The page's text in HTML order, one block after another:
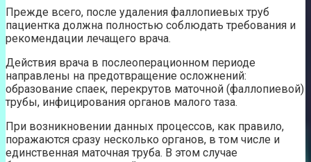
Прежде всего, после удаления фаллопиевых труб
пациентка должна полностью соблюдать требования и
рекомендации лечащего врача.
Действия врача в послеоперационном периоде
направлены на предотвращение осложнений:
образование спаек, перекрутов маточной (фаллопиевой)
трубы, инфицирования органов малого таза.
При возникновении данных процессов, как правило,
поражаются сразу несколько органов, в том числе и
единственная маточная труба. В этом случае